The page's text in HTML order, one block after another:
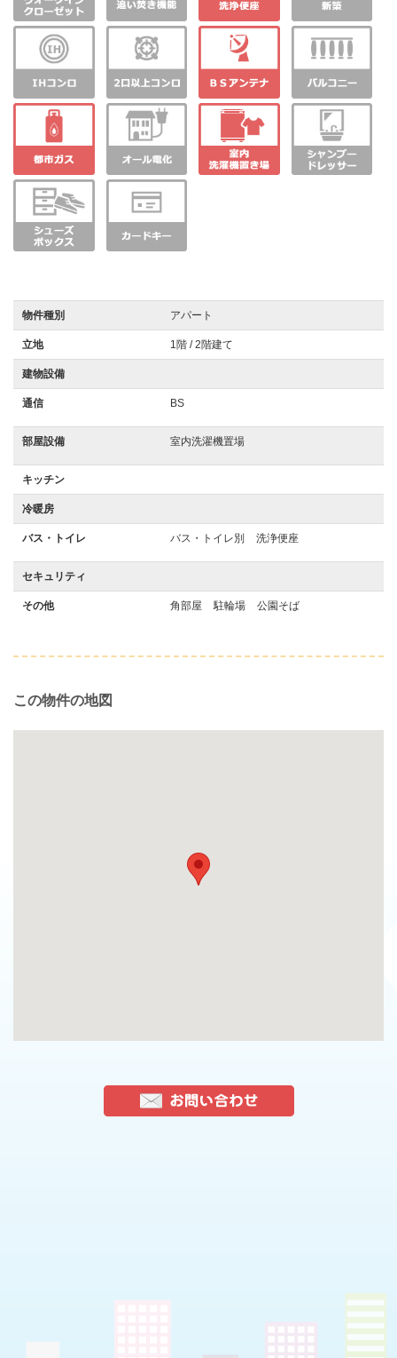
物件種別 アパート
立地 1階 / 2階建て
建物設備
通信 BS
部屋設備 室内洗濯機置場
キッチン
冷暖房
バス・トイレ バス・トイレ別 洗浄便座
セキュリティ
その他 角部屋 駐輪場 公園そば
この物件の地図